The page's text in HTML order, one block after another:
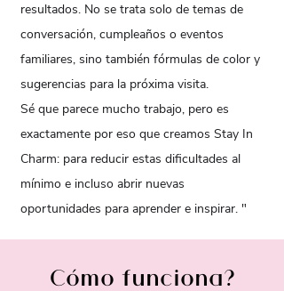
resultados. No se trata solo de temas de
conversación, cumpleaños o eventos
familiares, sino también fórmulas de color y
sugerencias para la próxima visita.
Sé que parece mucho trabajo, pero es
exactamente por eso que creamos Stay In
Charm: para reducir estas dificultades al
mínimo e incluso abrir nuevas
oportunidades para aprender e inspirar. "
Cómo funciona?